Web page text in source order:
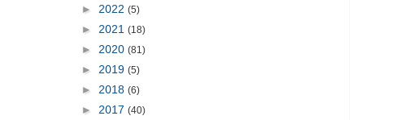
► 2022 (5)
► 2021 (18)
► 2020 (81)
► 2019 (5)
► 2018 (6)
► 2017 (40)